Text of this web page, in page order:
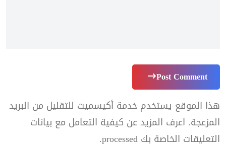
Post Comment
هذا الموقع يستخدم خدمة أكيسميت للتقليل من البريد
المزعجة. اعرف المزيد عن كيفية التعامل مع بيانات
التعليقات الخاصة بك processed
.